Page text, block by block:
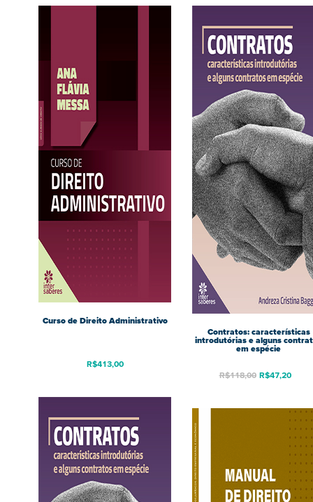
Curso de Direito Administrativo
R$413,00
Contratos: características
introdutórias e alguns
em espécie
R$118,00 R$47,20